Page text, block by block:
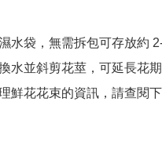
水袋，無需拆包可存放約
水並斜剪花莖，可延長花
鮮花花束的資訊，請查閱